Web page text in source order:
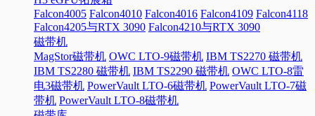
Falcon4005 Falcon4010 Falcon4016 Falcon4109 Falcon4118
Falcon4205与RTX 3090 Falcon4210与RTX 3090
磁带机
MagStor磁带机 OWC LTO-9磁带机 IBM TS2270 磁带机
IBM TS2280 磁带机 IBM TS2290 磁带机 OWC LTO-8雷
电3磁带机 PowerVault LTO-6磁带机 PowerVault LTO-7磁
带机 PowerVault LTO-8磁带机